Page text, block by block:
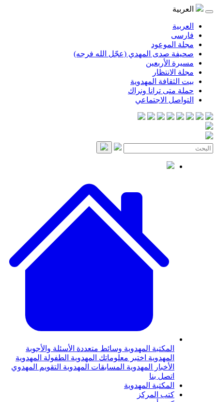
المهدي (عجّل الله فرجه)
المهدوية
ترانا ونراك
الاجتماعي
المهدويةوسائط متعددةالأسئلة والأجوبة
اختبر معلوماتك المهدويةالطفولة المهدوية
المهدويةالمسابقات المهدويةالتقويم المهدوي
المهدوية